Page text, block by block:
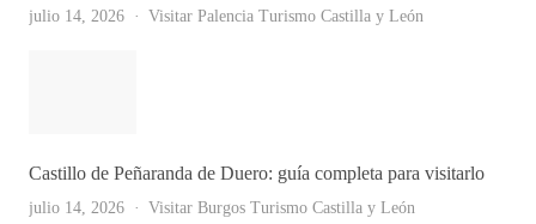
julio 14, 2026 Visitar Palencia Turismo Castilla y León
Castillo de Peñaranda de Duero: guía completa para visitarlo
julio 14, 2026 Visitar Burgos Turismo Castilla y León
Ver Todas